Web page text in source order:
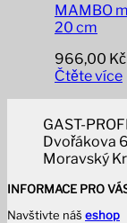
MAMBO
20 cm
966,00 Kč
Čtěte více
GAST-
Dvořákova
Moravský
INFORMACE PRO
Navštivte náš eshop